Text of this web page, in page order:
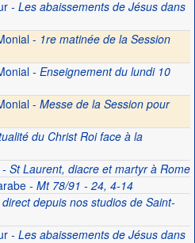
- Les abaissements de Jésus dans
- 1re matinée de la Session
- Enseignement du lundi 10
- Messe de la Session pour
du Christ Roi face à la
St Laurent, diacre et martyr à Rome
- Mt 78/91 - 24, 4-14
depuis nos studios de Saint-
- Les abaissements de Jésus dans